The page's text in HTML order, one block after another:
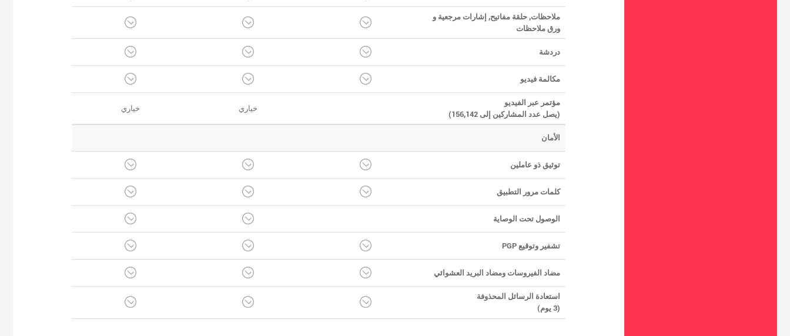
ملاحظات, حلقة مفاتيح, إشارات مرجعية و
ورق ملاحظات
دردشة
مكالمة فيديو
مؤتمر عبر الفيديو
(يصل عدد المشاركين إلى 156,142)
خياري خياري
الأمان
توثيق ذو عاملين
كلمات مرور التطبيق
الوصول تحت الوصاية
تشفير وتوقيع PGP
مضاد الفيروسات ومضاد البريد العشوائي
استعادة الرسائل المحذوفة
(3 يوم)